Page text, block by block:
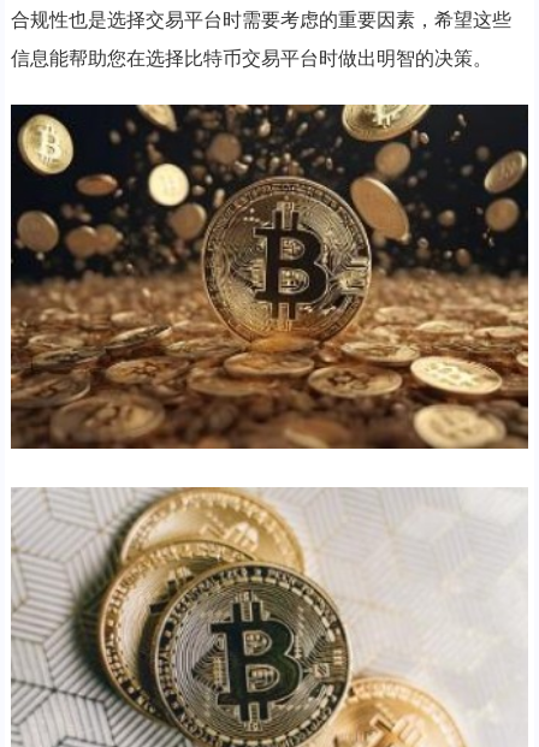
合规性也是选择交易平台时需要考虑的重要因素，希望这些
信息能帮助您在选择比特币交易平台时做出明智的决策。